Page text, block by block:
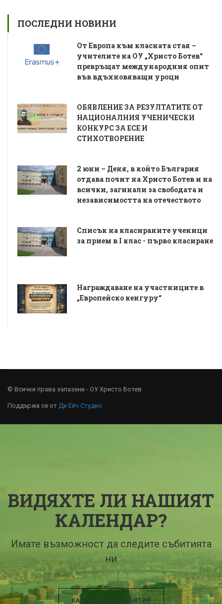
ПОСЛЕДНИ НОВИНИ
От Европа към класната стая –
учителите на ОУ „Христо Ботев“
превръщат международния опит
във вдъхновяващи уроци
ОБЯВЛЕНИЕ ЗА РЕЗУЛТАТИТЕ ОТ
НАЦИОНАЛНИЯ УЧЕНИЧЕСКИ
КОНКУРС ЗА ЕСЕ И
СТИХОТВОРЕНИЕ
2 юни – Деня, в който България
отдава почит на Христо Ботев и на
всички, загинали за свободата и
независимостта на отечеството
Списък на класираните ученици
за прием в I клас - първо класиране
Награждаване на участниците в
„Европейско кенгуру“
© Всички права запазени - ОУ Христо Ботев
Поддържа се от Ди Ейч Студио
ВИДЯХТЕ ЛИ НАШИЯТ
КАЛЕНДАР?
Имате възможност да следите събитията
ни
КАЛЕНДАР НА СЪБИТИЯ